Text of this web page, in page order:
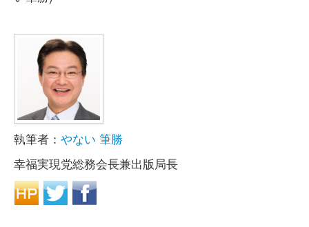
執筆者： やない 筆勝
幸福実現党総務会長兼出版局長